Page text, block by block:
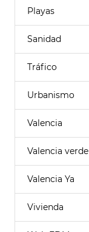
Playas
Sanidad
Tráfico
Urbanismo
Valencia
Valencia verde
Valencia Ya
Vivienda